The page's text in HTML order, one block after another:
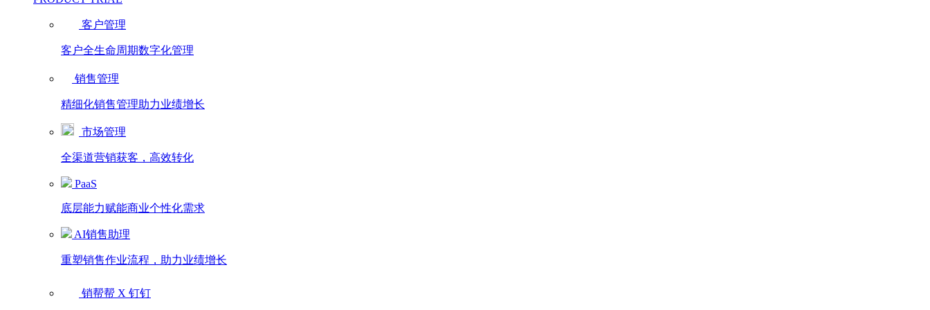
客户管理
客户全生命周期数字化管理
销售管理
精细化销售管理助力业绩增长
市场管理
全渠道营销获客，高效转化
PaaS
底层能力赋能商业个性化需求
AI销售助理
重塑销售作业流程，助力业绩增长
销帮帮 X 钉钉